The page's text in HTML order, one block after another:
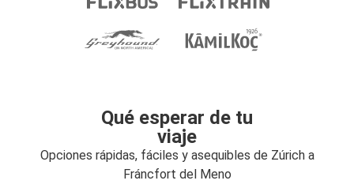
Qué esperar de tu
viaje
Opciones rápidas, fáciles y asequibles de Zúrich a
Fráncfort del Meno